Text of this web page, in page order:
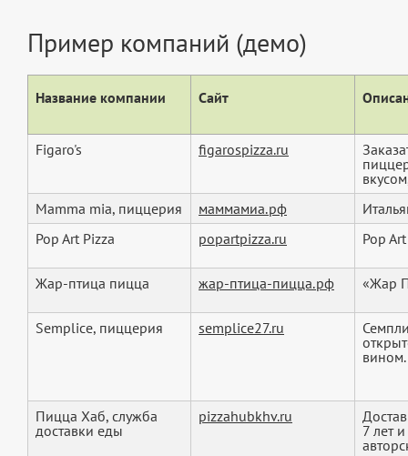
Пример компаний (демо)
Название компании Сайт
Figaro's figarospizza.ru
Mamma mia, пиццерия
маммамиа.рф
Pop Art Pizza
popartpizza.ru Pop
Жар-птица пицца жар-птица-пицца.рф «Жар
Semplice, пиццерия semplice27.ru
вином.
Пицца Хаб, служба
доставки еды
pizzahubkhv.ru
7 лет